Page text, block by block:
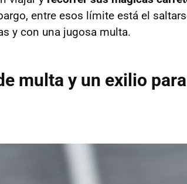
entre esos límite está el
y con una jugosa multa.
multa y un exilio